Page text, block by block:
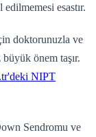
esastır.
doktorunuzla ve
büyük önem taşır.
NIPT
Sendromu ve